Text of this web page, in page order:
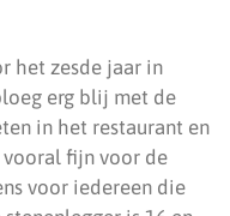
het zesde jaar in
erg blij met de
in het restaurant en
vooral fijn voor de
voor iedereen die